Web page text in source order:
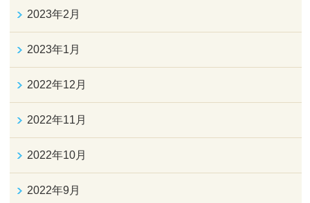
2023年2月
2023年1月
2022年12月
2022年11月
2022年10月
2022年9月